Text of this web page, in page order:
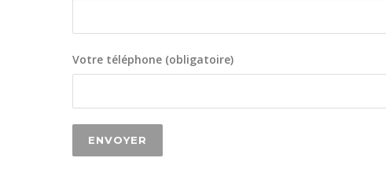
Votre téléphone (obligatoire)